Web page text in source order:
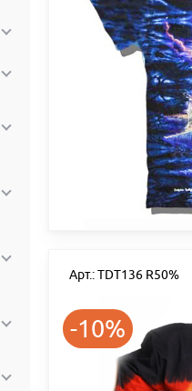
Арт.: TDT136 R50%
-10%